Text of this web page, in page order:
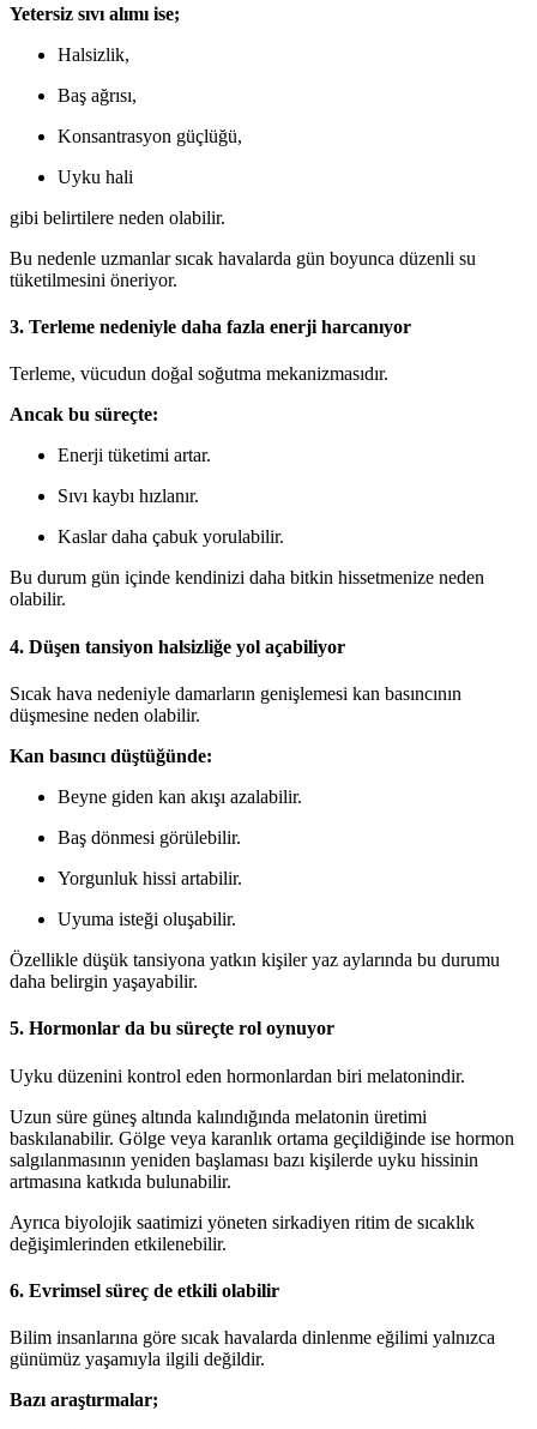
Yetersiz sıvı alımı ise;
Halsizlik,
Baş ağrısı,
Konsantrasyon güçlüğü,
Uyku hali
gibi belirtilere neden olabilir.
Bu nedenle uzmanlar sıcak havalarda gün boyunca düzenli su
tüketilmesini öneriyor.
3. Terleme nedeniyle daha fazla enerji harcanıyor
Terleme, vücudun doğal soğutma mekanizmasıdır.
Ancak bu süreçte:
Enerji tüketimi artar.
Sıvı kaybı hızlanır.
Kaslar daha çabuk yorulabilir.
Bu durum gün içinde kendinizi daha bitkin hissetmenize neden
olabilir.
4. Düşen tansiyon halsizliğe yol açabiliyor
Sıcak hava nedeniyle damarların genişlemesi kan basıncının
düşmesine neden olabilir.
Kan basıncı düştüğünde:
Beyne giden kan akışı azalabilir.
Baş dönmesi görülebilir.
Yorgunluk hissi artabilir.
Uyuma isteği oluşabilir.
Özellikle düşük tansiyona yatkın kişiler yaz aylarında bu durumu
daha belirgin yaşayabilir.
5. Hormonlar da bu süreçte rol oynuyor
Uyku düzenini kontrol eden hormonlardan biri melatonindir.
Uzun süre güneş altında kalındığında melatonin üretimi
baskılanabilir. Gölge veya karanlık ortama geçildiğinde ise hormon
salgılanmasının yeniden başlaması bazı kişilerde uyku hissinin
artmasına katkıda bulunabilir.
Ayrıca biyolojik saatimizi yöneten sirkadiyen ritim de sıcaklık
değişimlerinden etkilenebilir.
6. Evrimsel süreç de etkili olabilir
Bilim insanlarına göre sıcak havalarda dinlenme eğilimi yalnızca
günümüz yaşamıyla ilgili değildir.
Bazı araştırmalar;